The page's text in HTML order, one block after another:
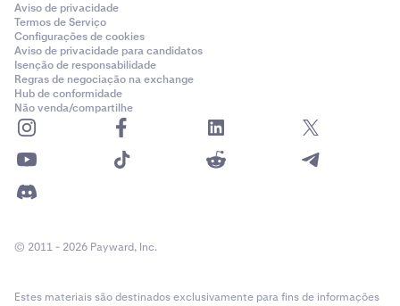
Aviso de privacidade
Termos de Serviço
Configurações de cookies
Aviso de privacidade para candidatos
Isenção de responsabilidade
Regras de negociação na exchange
Hub de conformidade
Não venda/compartilhe
© 2011 - 2026 Payward, Inc.
Estes materiais são destinados exclusivamente para fins de informações